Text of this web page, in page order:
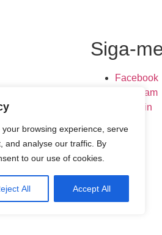
browsing experience, serve
and analyse our traffic. By
to our use of cookies.
All Accept All
Siga-
Facebook
Instagram
Linkedin
Política de Privacidade